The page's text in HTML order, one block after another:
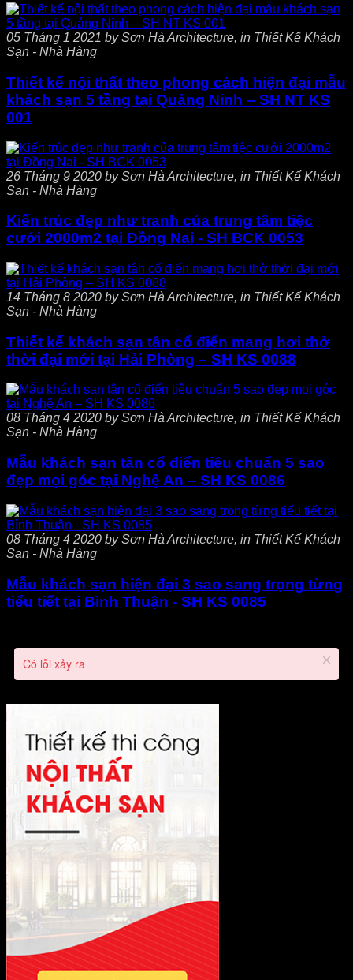
05 Tháng 1 2021 by Sơn Hà Architecture, in Thiết Kế Khách
Sạn - Nhà Hàng
Thiết kế nội thất theo phong cách hiện đại mẫu
khách sạn 5 tầng tại Quảng Ninh – SH NT KS
001
26 Tháng 9 2020 by Sơn Hà Architecture, in Thiết Kế Khách
Sạn - Nhà Hàng
Kiến trúc đẹp như tranh của trung tâm tiệc
cưới 2000m2 tại Đồng Nai - SH BCK 0053
14 Tháng 8 2020 by Sơn Hà Architecture, in Thiết Kế Khách
Sạn - Nhà Hàng
Thiết kế khách sạn tân cổ điển mang hơi thở
thời đại mới tại Hải Phòng – SH KS 0088
08 Tháng 4 2020 by Sơn Hà Architecture, in Thiết Kế Khách
Sạn - Nhà Hàng
Mẫu khách sạn tân cổ điển tiêu chuẩn 5 sao
đẹp mọi góc tại Nghệ An – SH KS 0086
08 Tháng 4 2020 by Sơn Hà Architecture, in Thiết Kế Khách
Sạn - Nhà Hàng
Mẫu khách sạn hiện đại 3 sao sang trọng từng
tiểu tiết tại Bình Thuận - SH KS 0085
Có lỗi xảy ra